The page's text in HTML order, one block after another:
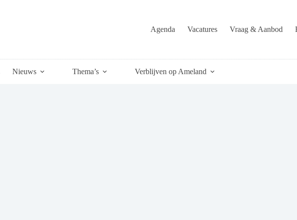
Agenda Vacatures Vraag & Aanbod
Nieuws Thema’s Verblijven op Ameland